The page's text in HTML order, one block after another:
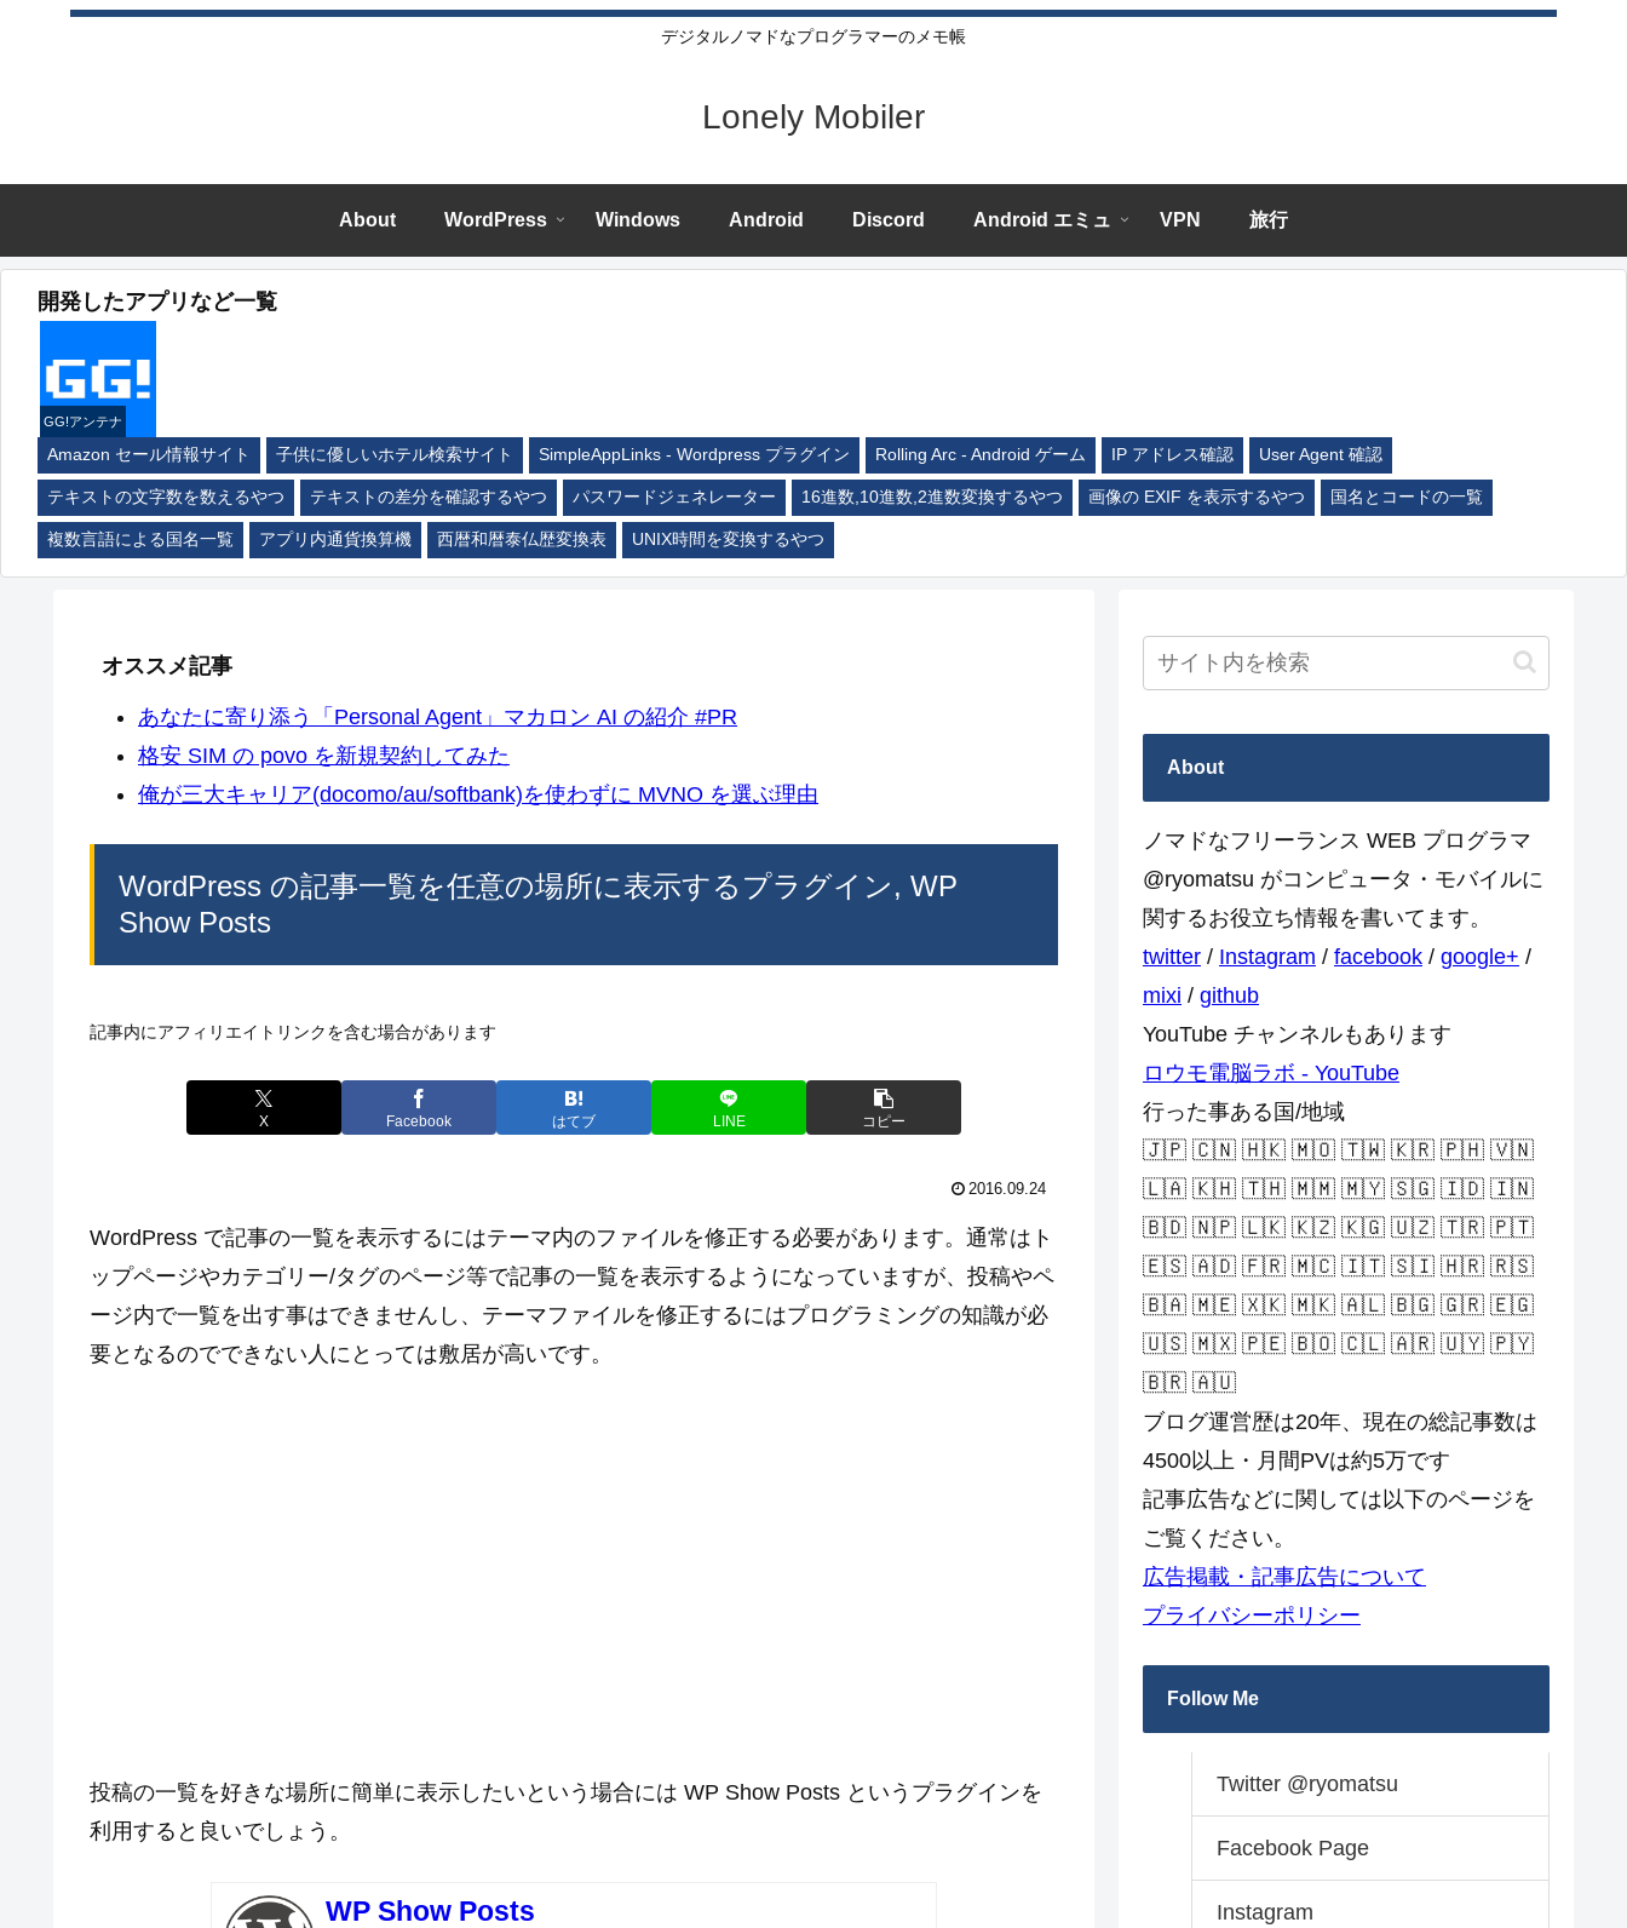
デジタルノマドなプログラマーのメモ帳
Lonely Mobiler
About WordPress Windows Android Discord Android エミュ VPN 旅行
開発したアプリなど一覧
GG!アンテナ
Amazon セール情報サイト 子供に優しいホテル検索サイト SimpleAppLinks - Wordpress プラグイン Rolling Arc - Android ゲーム IP アドレス確認 User Agent 確認
テキストの文字数を数えるやつ テキストの差分を確認するやつ パスワードジェネレーター 16進数,10進数,2進数変換するやつ 画像の EXIF を表示するやつ 国名とコードの一覧
複数言語による国名一覧 アプリ内通貨換算機 西暦和暦泰仏歴変換表 UNIX時間を変換するやつ
オススメ記事
あなたに寄り添う「Personal Agent」マカロン AI の紹介 #PR
格安 SIM の povo を新規契約してみた
俺が三大キャリア(docomo/au/softbank)を使わずに MVNO を選ぶ理由
WordPress の記事一覧を任意の場所に表示するプラグイン, WP
Show Posts
記事内にアフィリエイトリンクを含む場合があります
X Facebook はてブ LINE コピー
2016.09.24
WordPress で記事の一覧を表示するにはテーマ内のファイルを修正する必要があります。通常はト
ップページやカテゴリー/タグのページ等で記事の一覧を表示するようになっていますが、投稿やペ
ージ内で一覧を出す事はできませんし、テーマファイルを修正するにはプログラミングの知識が必
要となるのでできない人にとっては敷居が高いです。
投稿の一覧を好きな場所に簡単に表示したいという場合には WP Show Posts というプラグインを
利用すると良いでしょう。
WP Show Posts
About
ノマドなフリーランス WEB プログラマ
@ryomatsu がコンピュータ・モバイルに
関するお役立ち情報を書いてます。
twitter / Instagram / facebook / google+ /
mixi / github
YouTube チャンネルもあります
ロウモ電脳ラボ - YouTube
行った事ある国/地域
🇯🇵 🇨🇳 🇭🇰 🇲🇴 🇹🇼 🇰🇷 🇵🇭 🇻🇳
🇱🇦 🇰🇭 🇹🇭 🇲🇲 🇲🇾 🇸🇬 🇮🇩 🇮🇳
🇧🇩 🇳🇵 🇱🇰 🇰🇿 🇰🇬 🇺🇿 🇹🇷 🇵🇹
🇪🇸 🇦🇩 🇫🇷 🇲🇨 🇮🇹 🇸🇮 🇭🇷 🇷🇸
🇧🇦 🇲🇪 🇽🇰 🇲🇰 🇦🇱 🇧🇬 🇬🇷 🇪🇬
🇺🇸 🇲🇽 🇵🇪 🇧🇴 🇨🇱 🇦🇷 🇺🇾 🇵🇾
🇧🇷 🇦🇺
ブログ運営歴は20年、現在の総記事数は
4500以上・月間PVは約5万です
記事広告などに関しては以下のページを
ご覧ください。
広告掲載・記事広告について
プライバシーポリシー
Follow Me
Twitter @ryomatsu
Facebook Page
Instagram